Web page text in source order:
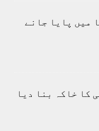
میں پایا جانے
کا خاکہ بنا دیا